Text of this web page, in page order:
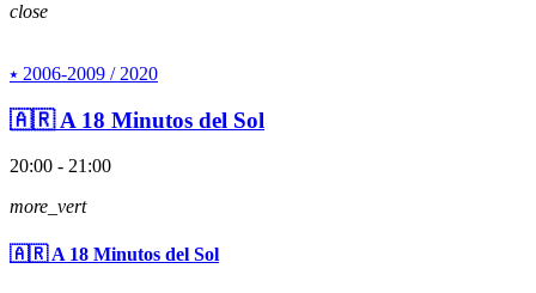
close
⭑ 2006-2009 / 2020
🇦🇷 A 18 Minutos del Sol
20:00 - 21:00
more_vert
🇦🇷 A 18 Minutos del Sol